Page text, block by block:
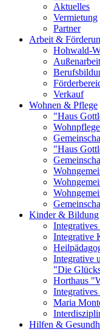
Aktuelles
Vermietung
Partner
Arbeit &
Hohwald-
Verkauf
Wohnen & Pflege
"Haus
"Haus
Kinder & Bildung
Integrative
Integrative
"Die
Horthaus
Integratives
Maria
Hilfen &